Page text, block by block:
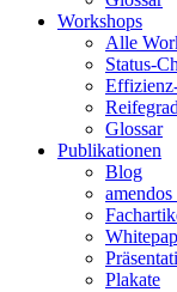
Workshops
Alle
Status-
Glossar
Publikationen
Blog
amendos
Plakate